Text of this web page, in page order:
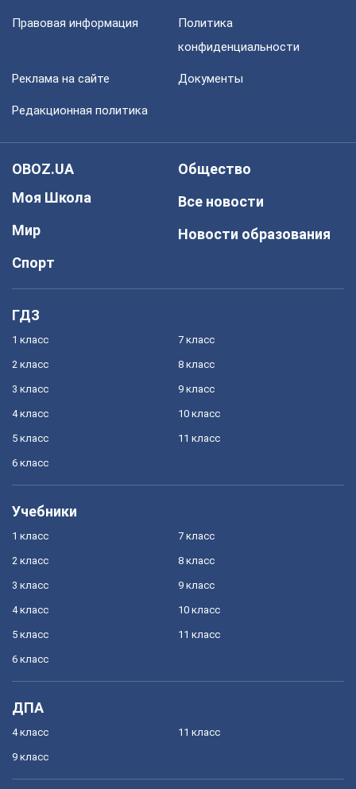
Правовая информация
Политика
конфиденциальности
Реклама на сайте Документы
Редакционная политика
OBOZ.UA
Моя Школа
Мир
Спорт
Общество
Все новости
Новости образования
ГДЗ
1 класс
2 класс
3 класс
4 класс
5 класс
6 класс
7 класс
8 класс
9 класс
10 класс
11 класс
Учебники
1 класс
2 класс
3 класс
4 класс
5 класс
6 класс
7 класс
8 класс
9 класс
10 класс
11 класс
ДПА
4 класс
9 класс
11 класс